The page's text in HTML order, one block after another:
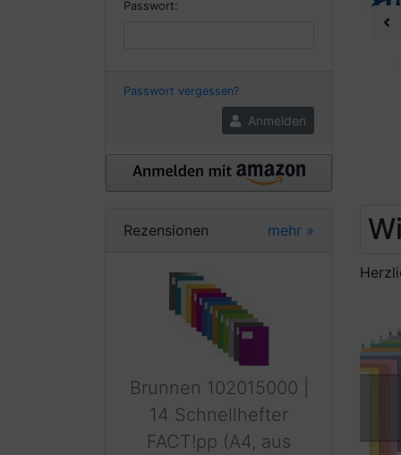
Passwort:
Passwort vergessen?
Anmelden
Rezensionen mehr »
Brunnen 102015000 |
14 Schnellhefter
FACT!pp (A4, aus